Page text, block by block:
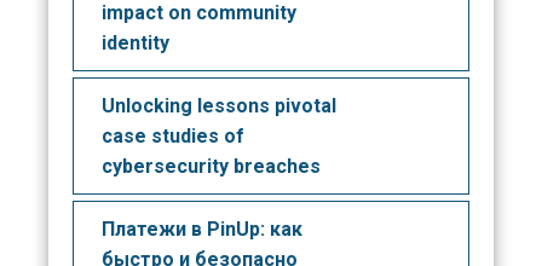
impact on community
identity
Unlocking lessons pivotal
case studies of
cybersecurity breaches
Платежи в PinUp: как
быстро и безопасно